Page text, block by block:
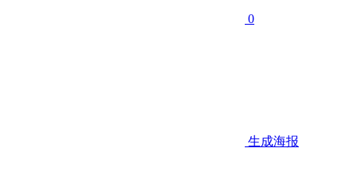
0
生成海报